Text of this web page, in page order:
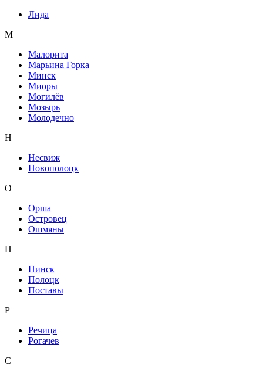
Лида
М
Малорита
Марьина Горка
Минск
Миоры
Могилёв
Мозырь
Молодечно
Н
Несвиж
Новополоцк
О
Орша
Островец
Ошмяны
П
Пинск
Полоцк
Поставы
Р
Речица
Рогачев
С